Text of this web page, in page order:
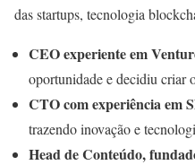
das startups, tecnologia
CEO experiente em
oportunidade e decidiu criar
CTO com experiência em
trazendo inovação e
Head de Conteúdo,